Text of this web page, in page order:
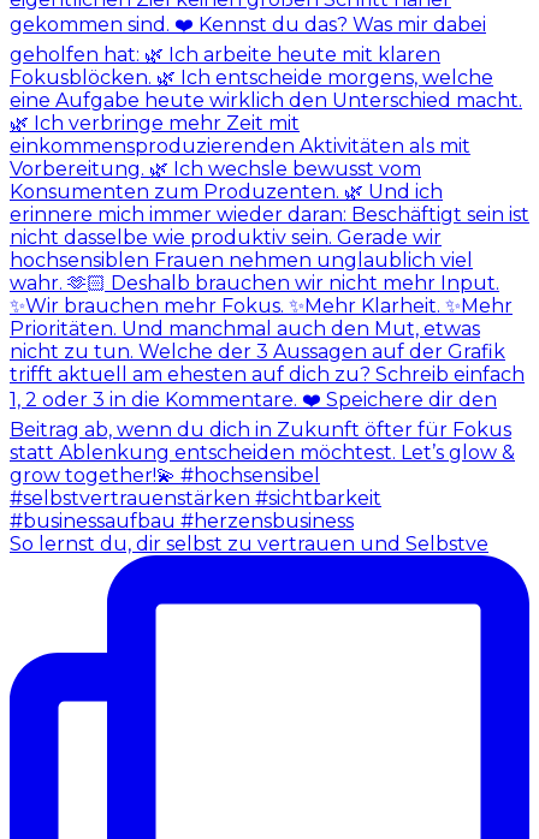
So lernst du, dir selbst zu vertrauen und Selbstve